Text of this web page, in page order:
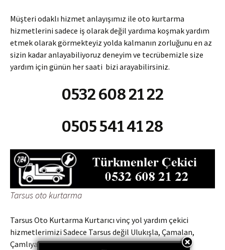
Müşteri odaklı hizmet anlayışımız ile oto kurtarma
hizmetlerini sadece iş olarak değil yardıma koşmak yardım
etmek olarak görmekteyiz yolda kalmanın zorluğunu en az
sizin kadar anlayabiliyoruz deneyim ve tecrübemizle size
yardım için günün her saati bizi arayabilirsiniz.
0532 608 21 22
0505 541 41 28
Tarsus oto kurtarma
Tarsus Oto Kurtarma Kurtarıcı vinç yol yardım çekici
hizmetlerimizi Sadece Tarsus değil Ulukışla, Çamalan,
Çamlıyayla, Mersin otoyolu, Niğde Otoyolu, Zengen,